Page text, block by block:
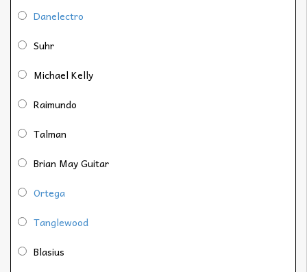
Danelectro
Suhr
Michael Kelly
Raimundo
Talman
Brian May Guitar
Ortega
Tanglewood
Blasius